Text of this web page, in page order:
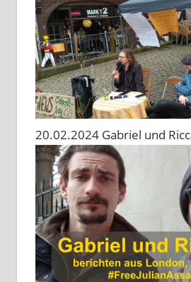
20.02.2024 Gabriel und